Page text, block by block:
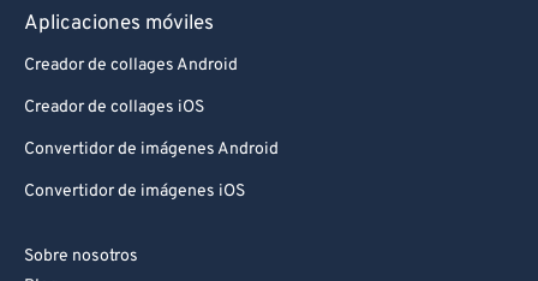
Aplicaciones móviles
Creador de collages Android
Creador de collages iOS
Convertidor de imágenes Android
Convertidor de imágenes iOS
Sobre nosotros